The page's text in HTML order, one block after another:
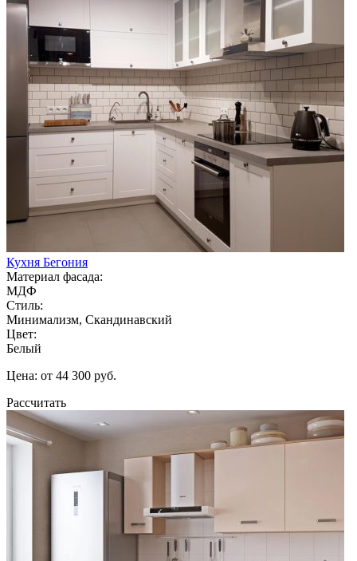
Кухня Бегония
Материал фасада:
МДФ
Стиль:
Минимализм, Скандинавский
Цвет:
Белый
Цена: от 44 300 руб.
Рассчитать